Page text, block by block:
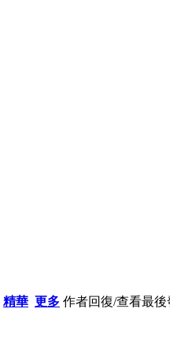
精華 更多 作者回復/查看最後